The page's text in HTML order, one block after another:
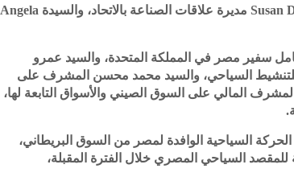
وقد استقبل الوزير، بالجناح المصري، السيدة Susan Deer مديرة علاقات الصناعة بالاتحاد، والسيدة Angela
سفير مصر في المملكة المتحدة، والسيد عمرو
للتنشيط السياحي، والسيد محمد محسن المشرف على
المالي على السوق الصيني والأسواق التابعة لها،
السياحية الوافدة لمصر من السوق البريطاني،
السياحي المصري خلال الفترة المقبلة،